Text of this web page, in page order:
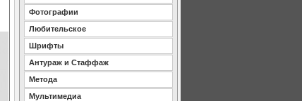
Фотографии
Любительское
Шрифты
Антураж и Стаффаж
Метода
Мультимедиа